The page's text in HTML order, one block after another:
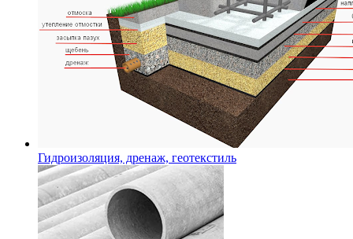
Гидроизоляция, дренаж, геотекстиль